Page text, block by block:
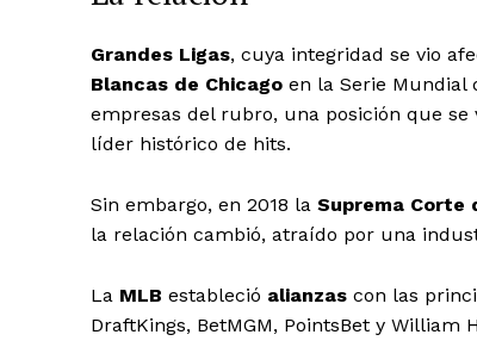
Grandes Ligas, cuya integridad se vio
Blancas de Chicago en la Serie Mundial
empresas del rubro, una posición que se
líder histórico de hits.
Sin embargo, en 2018 la Suprema Corte
la relación cambió, atraído por una
La MLB estableció alianzas con las
DraftKings, BetMGM, PointsBet y William